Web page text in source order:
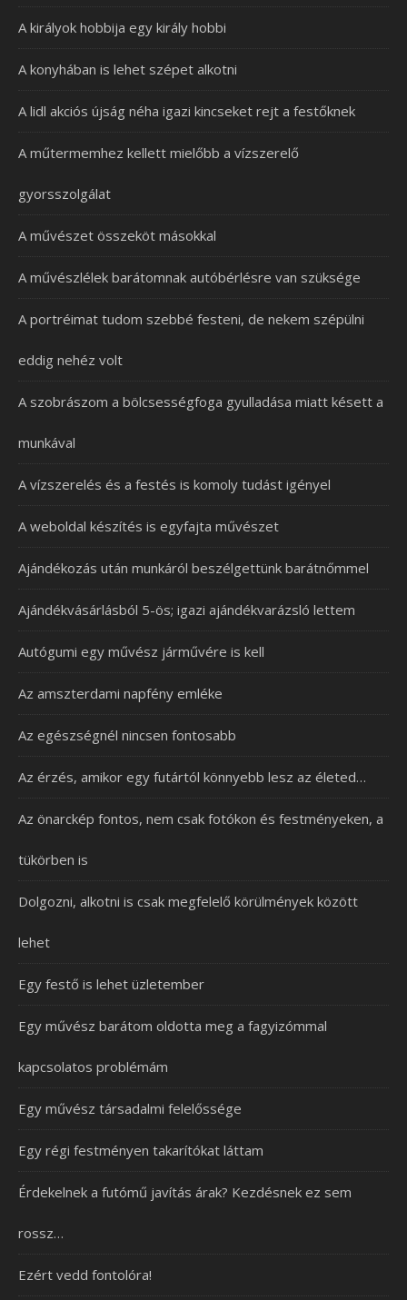
A királyok hobbija egy király hobbi
A konyhában is lehet szépet alkotni
A lidl akciós újság néha igazi kincseket rejt a festőknek
A műtermemhez kellett mielőbb a vízszerelő
gyorsszolgálat
A művészet összeköt másokkal
A művészlélek barátomnak autóbérlésre van szüksége
A portréimat tudom szebbé festeni, de nekem szépülni
eddig nehéz volt
A szobrászom a bölcsességfoga gyulladása miatt késett a
munkával
A vízszerelés és a festés is komoly tudást igényel
A weboldal készítés is egyfajta művészet
Ajándékozás után munkáról beszélgettünk barátnőmmel
Ajándékvásárlásból 5-ös; igazi ajándékvarázsló lettem
Autógumi egy művész járművére is kell
Az amszterdami napfény emléke
Az egészségnél nincsen fontosabb
Az érzés, amikor egy futártól könnyebb lesz az életed…
Az önarckép fontos, nem csak fotókon és festményeken, a
tükörben is
Dolgozni, alkotni is csak megfelelő körülmények között
lehet
Egy festő is lehet üzletember
Egy művész barátom oldotta meg a fagyizómmal
kapcsolatos problémám
Egy művész társadalmi felelőssége
Egy régi festményen takarítókat láttam
Érdekelnek a futómű javítás árak? Kezdésnek ez sem
rossz…
Ezért vedd fontolóra!